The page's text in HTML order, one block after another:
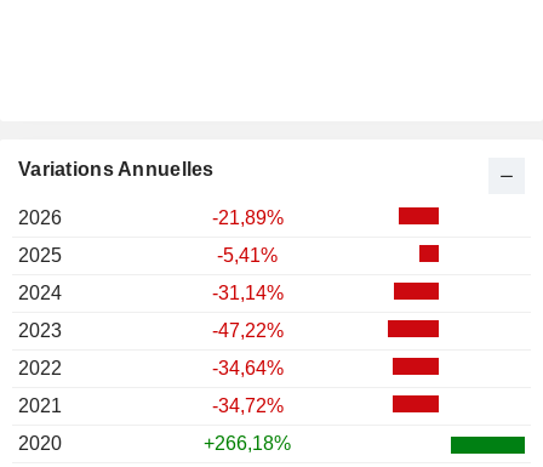
Variations Annuelles
2026
-21,89%
2025
-5,41%
2024
-31,14%
2023
-47,22%
2022
-34,64%
2021
-34,72%
2020
+266,18%